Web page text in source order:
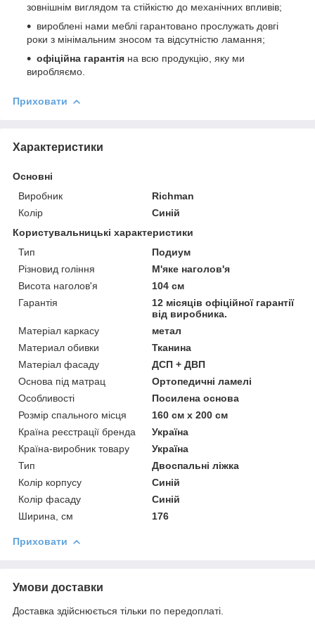
зовнішнім виглядом та стійкістю до механічних впливів;
вироблені нами меблі гарантовано прослужать довгі
роки з мінімальним зносом та відсутністю ламання;
офіційна гарантія на всю продукцію, яку ми
виробляємо.
Приховати
Характеристики
Основні
Виробник
Richman
Колір
Синій
Користувальницькі характеристики
Тип
Подиум
Різновид гоління
М'яке наголов'я
Висота наголов'я
104 см
Гарантія
12 місяців офіційної гарантії
від виробника.
Матеріал каркасу
метал
Материал обивки
Тканина
Матеріал фасаду
ДСП + ДВП
Основа під матрац
Ортопедичні ламелі
Особливості
Посилена основа
Розмір спального місця
160 см х 200 см
Країна реєстрації бренда
Україна
Країна-виробник товару
Україна
Тип
Двоспальні ліжка
Колір корпусу
Синій
Колір фасаду
Синій
Ширина, см
176
Приховати
Умови доставки
Доставка здійснюється тільки по передоплаті.